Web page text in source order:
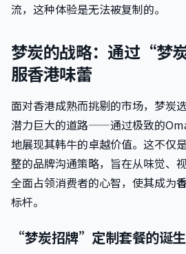
流，这种体验是无法被复制的。
梦炭的战略：通过“梦
服香港味蕾
面对香港成熟而挑剔的市场，梦炭
潜力巨大的道路——通过极致的
地展现其韩牛的卓越价值。这不仅
整的品牌沟通策略，旨在从味觉、
全面占领消费者的心智，使其成为
标杆。
“梦炭招牌”定制套餐的诞生